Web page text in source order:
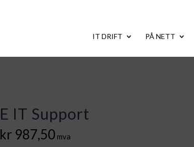
IT DRIFT PÅ NETT
E IT Support
kr 987,50 mva